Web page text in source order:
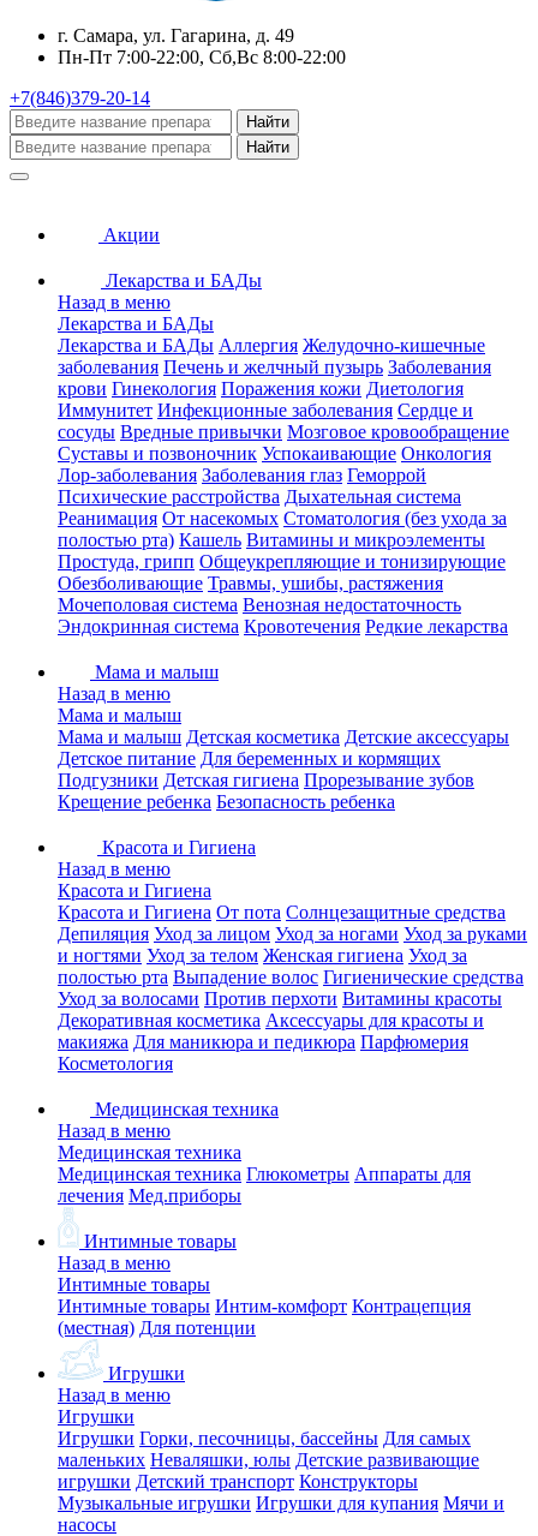
г. Самара, ул. Гагарина, д. 49
Пн-Пт 7:00-22:00, Сб,Вс 8:00-22:00
+7(846)379-20-14
Найти
Найти
Акции
Лекарства и БАДы
Назад в меню
Лекарства и БАДы
Лекарства и БАДы Аллергия Желудочно-кишечные
заболевания Печень и желчный пузырь Заболевания
крови Гинекология Поражения кожи Диетология
Иммунитет Инфекционные заболевания Сердце и
сосуды Вредные привычки Мозговое кровообращение
Суставы и позвоночник Успокаивающие Онкология
Лор-заболевания Заболевания глаз Геморрой
Психические расстройства Дыхательная система
Реанимация От насекомых Стоматология (без ухода за
полостью рта) Кашель Витамины и микроэлементы
Простуда, грипп Общеукрепляющие и тонизирующие
Обезболивающие Травмы, ушибы, растяжения
Мочеполовая система Венозная недостаточность
Эндокринная система Кровотечения Редкие лекарства
Мама и малыш
Назад в меню
Мама и малыш
Мама и малыш Детская косметика Детские аксессуары
Детское питание Для беременных и кормящих
Подгузники Детская гигиена Прорезывание зубов
Крещение ребенка Безопасность ребенка
Красота и Гигиена
Назад в меню
Красота и Гигиена
Красота и Гигиена От пота Солнцезащитные средства
Депиляция Уход за лицом Уход за ногами Уход за руками
и ногтями Уход за телом Женская гигиена Уход за
полостью рта Выпадение волос Гигиенические средства
Уход за волосами Против перхоти Витамины красоты
Декоративная косметика Аксессуары для красоты и
макияжа Для маникюра и педикюра Парфюмерия
Косметология
Медицинская техника
Назад в меню
Медицинская техника
Медицинская техника Глюкометры Аппараты для
лечения Мед.приборы
Интимные товары
Назад в меню
Интимные товары
Интимные товары Интим-комфорт Контрацепция
(местная) Для потенции
Игрушки
Назад в меню
Игрушки
Игрушки Горки, песочницы, бассейны Для самых
маленьких Неваляшки, юлы Детские развивающие
игрушки Детский транспорт Конструкторы
Музыкальные игрушки Игрушки для купания Мячи и
насосы